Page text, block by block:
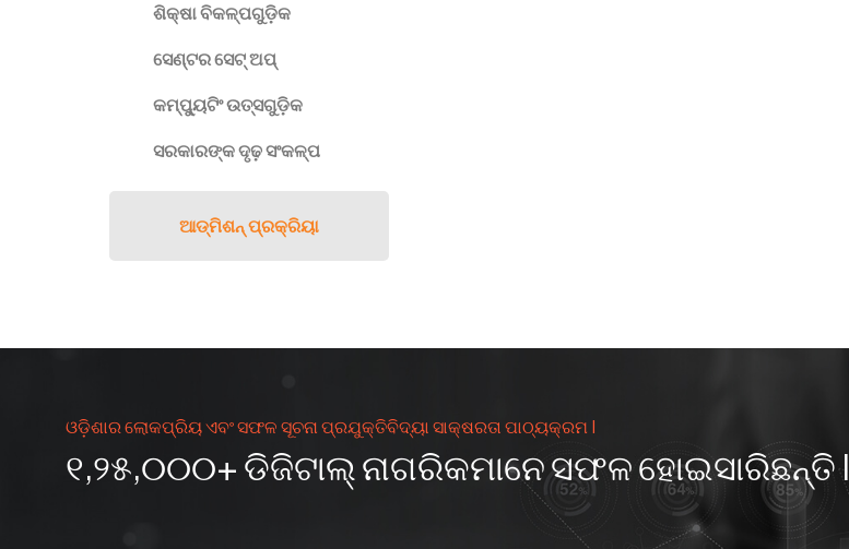
ଶିକ୍ଷା ବିକଳ୍ପଗୁଡ଼ିକ
ସେଣ୍ଟର ସେଟ୍𝅸𝅸𝅸 ଅପ୍
କମ୍ପ୍ୟୁଟିଂ ଉତ୍ସଗୁଡ଼ିକ
ସରକାରଙ୍କ ଦୃଢ଼ ସଂକଳ୍ପ
ଆଡ୍᠎᠎᠎ମିଶନ୍ ପ୍ରକ୍ରିୟା
ଓଡ଼ିଶାର ଲୋକପ୍ରିୟ ଏବଂ ସଫଳ ସୂଚନା ପ୍ରଯୁକ୍ତିବିଦ୍ୟା ସାକ୍ଷରତା ପାଠ୍ୟକ୍ରମ I
୧,୨୫,୦୦୦+ ଡିଜିଟାଲ୍ ନାଗରିକମାନେ ସଫଳ ହୋଇସାରିଛନ୍ତି I